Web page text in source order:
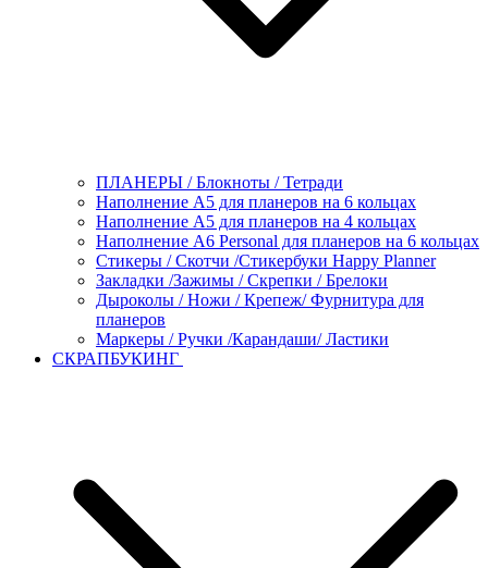
ПЛАНЕРЫ / Блокноты / Тетради
Наполнение А5 для планеров на 6 кольцах
Наполнение А5 для планеров на 4 кольцах
Наполнение А6 Personal для планеров на 6 кольцах
Стикеры / Скотчи /Стикербуки Happy Planner
Закладки /Зажимы / Скрепки / Брелоки
Дыроколы / Ножи / Крепеж/ Фурнитура для
планеров
Маркеры / Ручки /Карандаши/ Ластики
СКРАПБУКИНГ